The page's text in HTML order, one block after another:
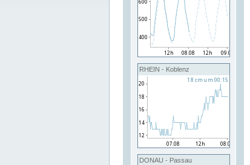
RHEIN - Koblenz
DONAU - Passau